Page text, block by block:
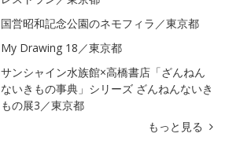
国営昭和記念公園のネモフィラ／東京都
My Drawing 18／東京都
サンシャイン水族館×高橋書店「ざんねん
ないきもの事典」シリーズ ざんねんないき
もの展3／東京都
もっと見る